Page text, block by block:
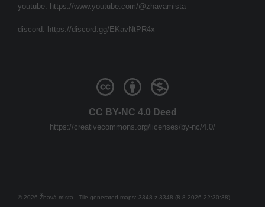
youtube: https://www.youtube.com/@zhavamista
discord: https://discord.gg/EKavNtPR4x
CC BY-NC 4.0 Deed
https://creativecommons.org/licenses/by-nc/4.0/
© 2026 Žhavá místa - Tile generated maps: 3348 z 3348 (8.8.2026 22:30:38)